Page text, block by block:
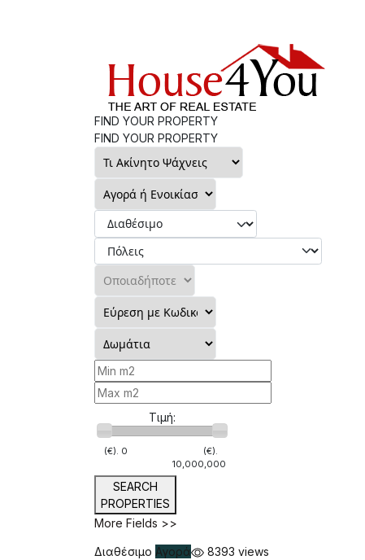
FIND YOUR PROPERTY
FIND YOUR PROPERTY
Τιμή:
(€). 0
(€).
10,000,000
SEARCH
PROPERTIES
More Fields >>
Διαθέσιμο Αγορά 8393 views